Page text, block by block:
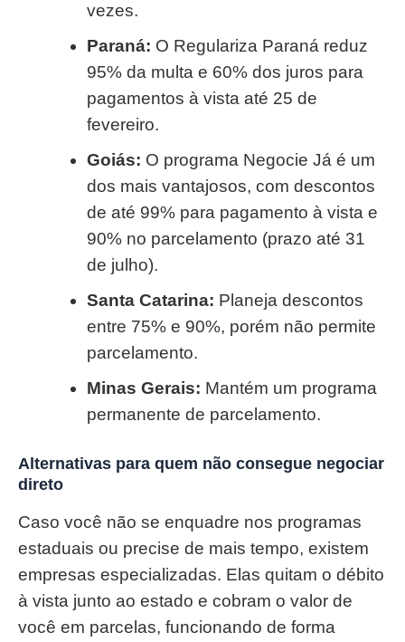
vezes.
Paraná: O Regulariza Paraná reduz
95% da multa e 60% dos juros para
pagamentos à vista até 25 de
fevereiro.
Goiás: O programa Negocie Já é um
dos mais vantajosos, com descontos
de até 99% para pagamento à vista e
90% no parcelamento (prazo até 31
de julho).
Santa Catarina: Planeja descontos
entre 75% e 90%, porém não permite
parcelamento.
Minas Gerais: Mantém um programa
permanente de parcelamento.
Alternativas para quem não consegue negociar
direto
Caso você não se enquadre nos programas
estaduais ou precise de mais tempo, existem
empresas especializadas. Elas quitam o débito
à vista junto ao estado e cobram o valor de
você em parcelas, funcionando de forma